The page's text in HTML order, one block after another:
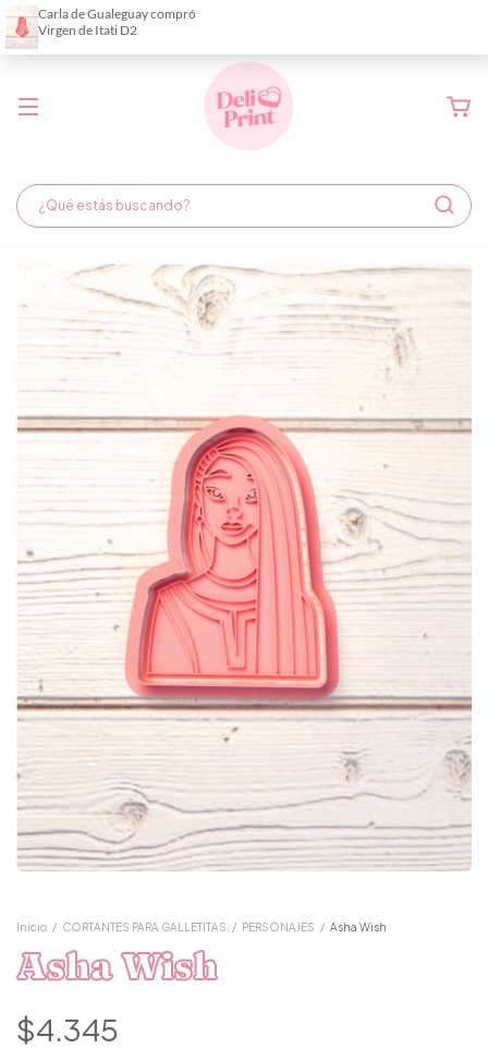
Demora de fabricación hasta 6 días hábiles
Inicio / CORTANTES PARA GALLETITAS / PERSONAJES / Asha Wish
Asha Wish
$4.345